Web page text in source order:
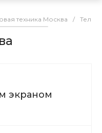
техника Москва /
экраном